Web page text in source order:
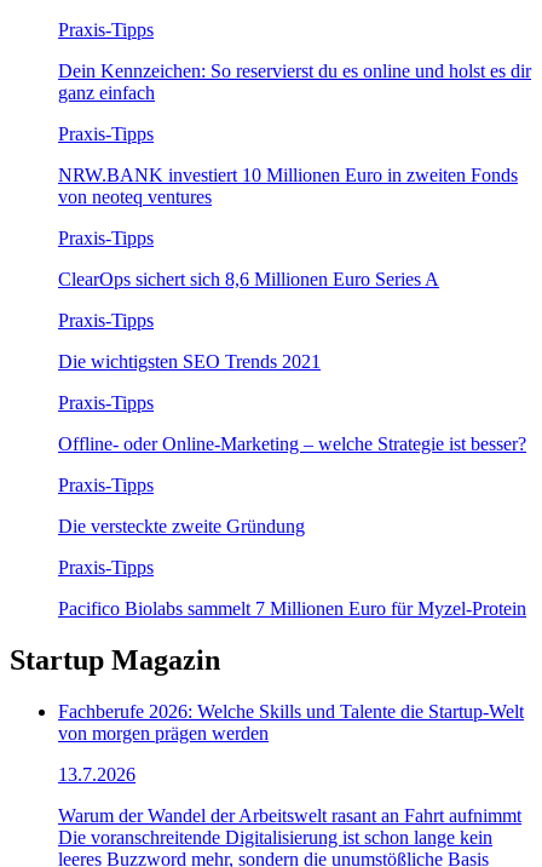
Praxis-Tipps
Dein Kennzeichen: So reservierst du es online und holst es dir
ganz einfach
Praxis-Tipps
NRW.BANK investiert 10 Millionen Euro in zweiten Fonds
von neoteq ventures
Praxis-Tipps
ClearOps sichert sich 8,6 Millionen Euro Series A
Praxis-Tipps
Die wichtigsten SEO Trends 2021
Praxis-Tipps
Offline- oder Online-Marketing – welche Strategie ist besser?
Praxis-Tipps
Die versteckte zweite Gründung
Praxis-Tipps
Pacifico Biolabs sammelt 7 Millionen Euro für Myzel-Protein
Startup Magazin
Fachberufe 2026: Welche Skills und Talente die Startup-Welt
von morgen prägen werden
13.7.2026
Warum der Wandel der Arbeitswelt rasant an Fahrt aufnimmt
Die voranschreitende Digitalisierung ist schon lange kein
leeres Buzzword mehr, sondern die unumstößliche Basis